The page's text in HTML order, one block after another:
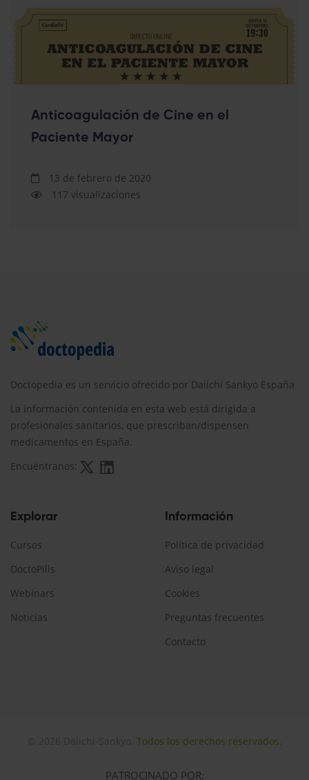
Anticoagulación de Cine en el
Paciente Mayor
13 de febrero de 2020
117 visualizaciones
Doctopedia es un servicio ofrecido por Daiichi Sankyo España
La información contenida en esta web está dirigida a
profesionales sanitarios, que prescriban/dispensen
medicamentos en España.
Encuéntranos:
Explorar
Cursos
DoctoPills
Webinars
Noticias
Información
Política de privacidad
Aviso legal
Cookies
Preguntas frecuentes
Contacto
Todos los derechos reservados.
PATROCINADO POR: